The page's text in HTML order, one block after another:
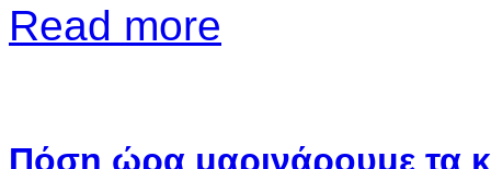
Read more
Πόση ώρα μαρινάρουμε τα